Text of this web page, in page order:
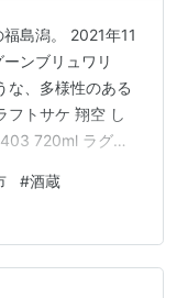
島潟。 2021年11
ンブリュワリ
な、多様性のある
フトサケ 翔空 し
720ml ラグー
仕込み R406
冷蔵品 翔空
ほぼ麹ドブロク
ー ※要冷蔵品 翔
#酒蔵